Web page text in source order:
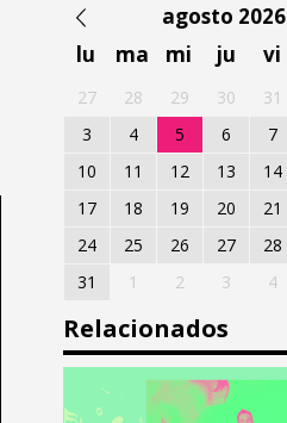
agosto 2026
lu
ma mi ju vi
27 28 29 30 31
3
4 5 6 7
10
11 12 13 14
17
18 19 20 21
24
25 26 27 28
31
1 2 3 4
Relacionados